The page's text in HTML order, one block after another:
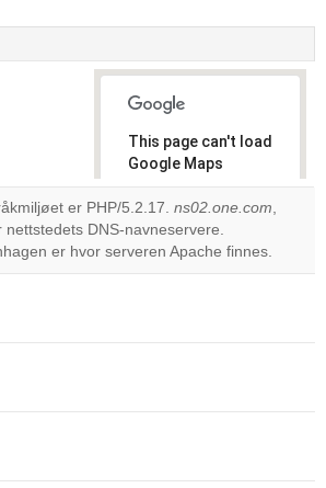
This page can't load
Google Maps
correctly.
Do you
own this
OK
er PHP/5.2.17. ns02.one.com,
nettstedets DNS-navneservere.
er hvor serveren Apache finnes.